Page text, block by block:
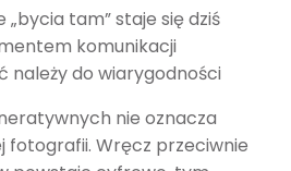
„bycia tam” staje się dziś
komunikacji
należy do wiarygodności
nie oznacza
fotografii. Wręcz przeciwnie